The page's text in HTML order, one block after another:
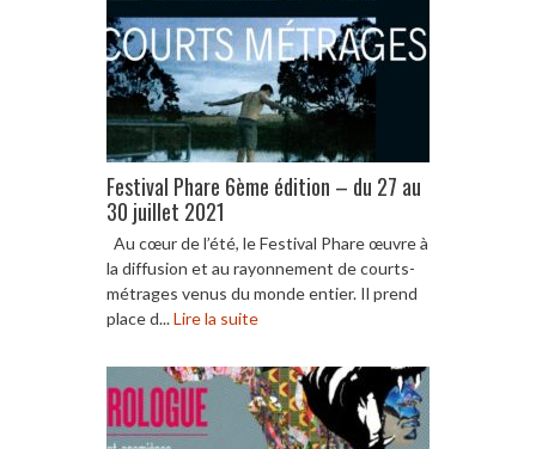
Festival Phare 6ème édition – du 27 au
30 juillet 2021
Au cœur de l’été, le Festival Phare œuvre à
la diffusion et au rayonnement de courts-
métrages venus du monde entier. Il prend
place d...Lire la suite